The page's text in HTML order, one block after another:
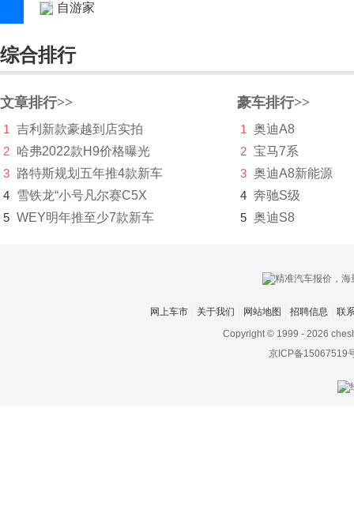
自游家
综合排行
文章排行>>
1
吉利新款豪越到店实拍
2 哈弗2022款H9价格曝光
3 路特斯规划五年推4款新车
4 雪铁龙“小号凡尔赛C5X
5 WEY明年推至少7款新车
豪车排行>>
1
奥迪A8
2 宝马7系
3 奥迪A8新能源
4 奔驰S级
5 奥迪S8
网上车市 关于我们 网站地图 招聘信息
联
Copyright © 1999 - 2026
京ICP备15067519